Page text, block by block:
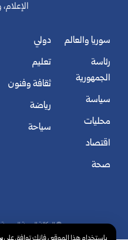
سوريا والعالم
رئاسة
الجمهورية
سياسة
محليات
اقتصاد
صحة
دولي
تعليم
ثقافة وفنون
رياضة
سياحة
© الوكالة العربية